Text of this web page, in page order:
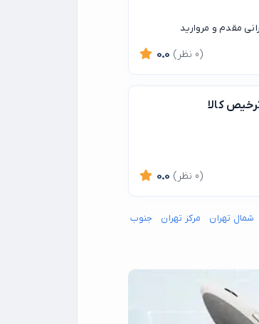
مقدم و مروارید
0.0 (0 نظر)
کالا
0.0 (0 نظر)
شمال تهران مرکز تهران جنوب شرق تهران